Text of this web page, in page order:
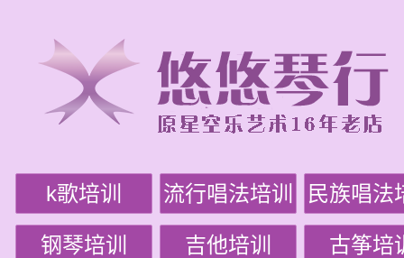
k歌培训 流行唱法培训 民族唱法
钢琴培训 吉他培训 古筝培